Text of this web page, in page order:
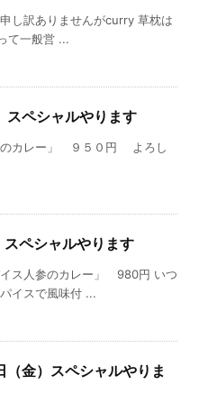
し訳ありませんがcurry 草枕は
て一般営 ...
スペシャルやります
のカレー」 ９５０円 よろし
ペシャルやります
イス人参のカレー」 980円 いつ
イスで風味付 ...
（金）スペシャルやりま